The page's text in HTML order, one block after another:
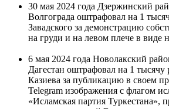
30 мая 2024 года Дзержинский
Волгограда оштрафовал на 1
Завадского за демонстрацию
на груди и на левом плече в виде
6 мая 2024 года Новолакский
Дагестан оштрафовал на 1
Казиева за публикацию в своем
Telegram изображения с флагом
«Исламская партия Туркестана»,